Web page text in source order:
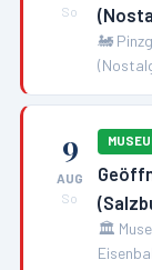
So
🚂
9
AUG
So
🏛️